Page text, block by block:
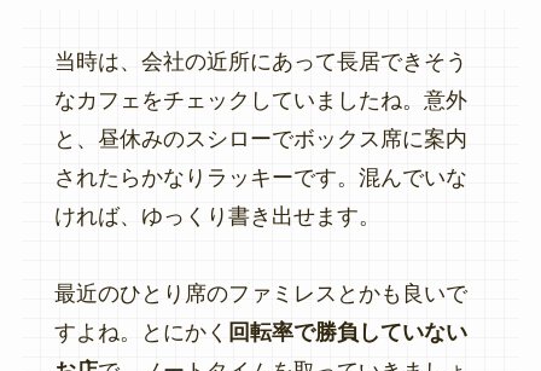
当時は、会社の近所にあって長居できそう
なカフェをチェックしていましたね。意外
と、昼休みのスシローでボックス席に案内
されたらかなりラッキーです。混んでいな
ければ、ゆっくり書き出せます。
最近のひとり席のファミレスとかも良いで
すよね。とにかく 回転率で勝負していない